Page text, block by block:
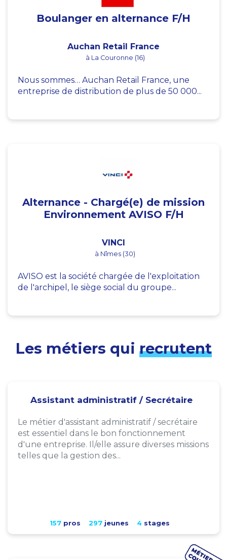
Boulanger en alternance F/H
Auchan Retail France
à La Couronne (16)
Nous sommes… Auchan Retail France, une
entreprise de distribution de plus de 50 000...
Alternance - Chargé(e) de mission
Environnement AVISO F/H
VINCI
à Nîmes (30)
AVISO est la société chargée de l'exploitation
de l'archipel, le siège social du groupe...
Les métiers qui recrutent
Assistant administratif / Secrétaire
Le métier d'assistant administratif / secrétaire
est essentiel dans le bon fonctionnement
d'une entreprise. Il/elle assure diverses missions
telles que la gestion des...
157pros 297jeunes 4stages